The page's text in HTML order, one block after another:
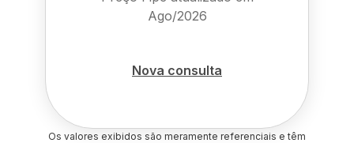
Ago/2026
Nova consulta
Os valores exibidos são meramente referenciais e têm